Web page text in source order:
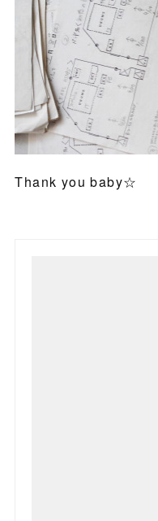
Thank you baby☆